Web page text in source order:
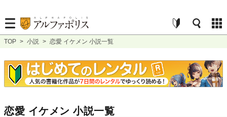
TOP > 小説 > 恋愛 イケメン 小説一覧
恋愛 イケメン 小説一覧